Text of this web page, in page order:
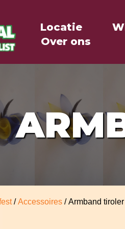
Locatie
Over ons
/Accessoires / Armband tiroler